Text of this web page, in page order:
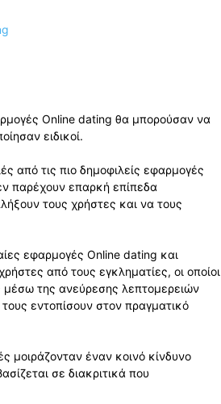
Online dating θα μπορούσαν να
ειδικοί.
από τις πιο δημοφιλείς εφαρμογές
παρέχουν επαρκή επίπεδα
τους χρήστες και να τους
εφαρμογές Online dating και
από τους εγκληματίες, οι οποίοι
της ανεύρεσης λεπτομερειών
εντοπίσουν στον πραγματικό
μοιράζονταν έναν κοινό κίνδυνο
σε διακριτικά που